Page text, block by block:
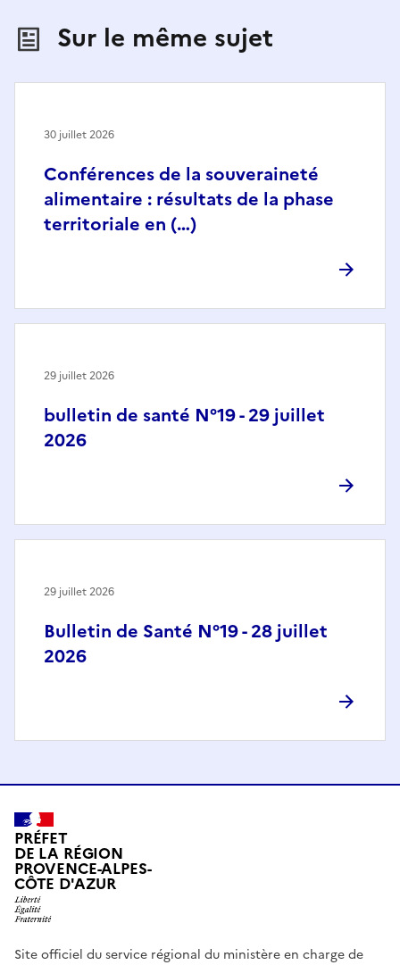
Sur le même sujet
Conférences de la souveraineté
alimentaire : résultats de la phase
territoriale en (…)
30 juillet 2026
bulletin de santé N°19 - 29 juillet
2026
29 juillet 2026
Bulletin de Santé N°19 - 28 juillet
2026
29 juillet 2026
PRÉFET
DE LA RÉGION
PROVENCE-ALPES-
CÔTE D'AZUR
Site officiel du service régional du ministère en charge de